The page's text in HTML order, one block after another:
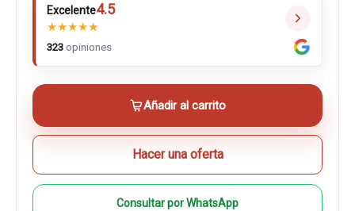
Excelente4.5
★★★★★
323 opiniones
Añadir al carrito
Hacer una oferta
Consultar por WhatsApp